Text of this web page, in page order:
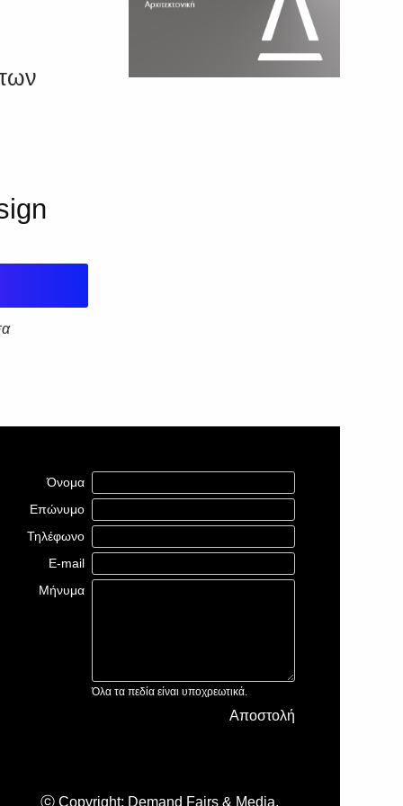
Όνομα
Επώνυμο
Τηλέφωνο
E-mail
Μήνυμα
Όλα τα πεδία είναι υποχρεωτικά.
Αποστολή
ⓒ Copyright: Demand Fairs & Media,